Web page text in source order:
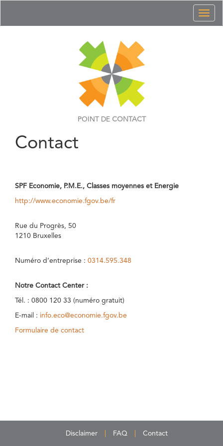
POINT DE CONTACT
Contact
SPF Economie, P.M.E., Classes moyennes et Energie
http://www.economie.fgov.be/fr
Rue du Progrès, 50
1210 Bruxelles
Numéro d’entreprise : 0314.595.348
Notre Contact Center :
Tél. : 0800 120 33 (numéro gratuit)
E-mail : info.eco@economie.fgov.be
Formulaire de contact
Disclaimer FAQ Contact